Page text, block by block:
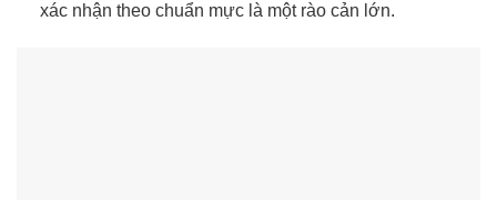
xác nhận theo chuẩn mực là một rào cản lớn.